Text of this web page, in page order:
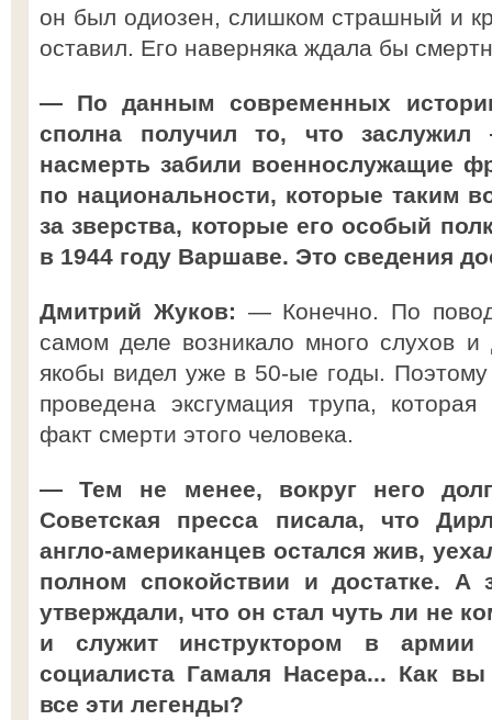
он был одиозен, слишком страшный и
оставил. Его наверняка ждала бы
— По данным современных
сполна получил то, что
насмерть забили военнослужащие
по национальности, которые таким
за зверства, которые его особый
в 1944 году Варшаве. Это сведения
Дмитрий Жуков: — Конечно. По
самом деле возникало много слухов
якобы видел уже в 50-ые годы.
проведена эксгумация трупа, которая
факт смерти этого человека.
— Тем не менее, вокруг него
Советская пресса писала, что
англо-американцев остался жив,
полном спокойствии и достатке. А
утверждали, что он стал чуть ли не
и служит инструктором в армии
социалиста Гамаля Насера... Как вы
все эти легенды?